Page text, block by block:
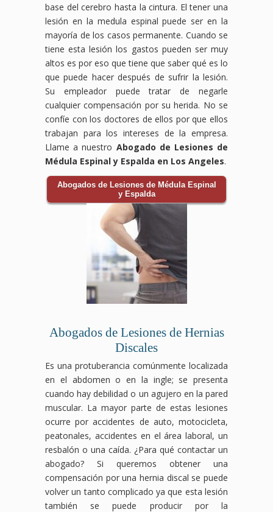
base del cerebro hasta la cintura. El tener una
lesión en la medula espinal puede ser en la
mayoría de los casos permanente. Cuando se
tiene esta lesión los gastos pueden ser muy
altos es por eso que tiene que saber qué es lo
que puede hacer después de sufrir la lesión.
Su empleador puede tratar de negarle
cualquier compensación por su herida. No se
confíe con los doctores de ellos por que ellos
trabajan para los intereses de la empresa.
Llame a nuestro Abogado de Lesiones de
Médula Espinal y Espalda en Los Angeles.
Abogados de Lesiones de Médula Espinal
y Espalda
Abogados de Lesiones de Hernias
Discales
Es una protuberancia comúnmente localizada
en el abdomen o en la ingle; se presenta
cuando hay debilidad o un agujero en la pared
muscular. La mayor parte de estas lesiones
ocurre por accidentes de auto, motocicleta,
peatonales, accidentes en el área laboral, un
resbalón o una caída. ¿Para qué contactar un
abogado? Si queremos obtener una
compensación por una hernia discal se puede
volver un tanto complicado ya que esta lesión
también se puede producir por la